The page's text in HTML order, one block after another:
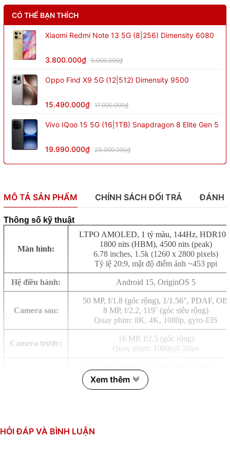
CÓ THỂ BẠN THÍCH
Xiaomi Redmi Note 13 5G (8|256) Dimensity 6080
3.800.000₫ 5.000.000₫
Oppo Find X9 5G (12|512) Dimensity 9500
15.490.000₫ 17.000.000₫
Vivo IQoo 15 5G (16|1TB) Snapdragon 8 Elite Gen 5
19.990.000₫ 23.000.000₫
MÔ TẢ SẢN PHẨM CHÍNH SÁCH ĐỔI TRẢ ĐÁNH
Thông số kỹ thuật
Màn hình:
LTPO AMOLED, 1 tỷ màu, 144Hz,
1800 nits (HBM), 4500 nits (peak)
6.78 inches, 1.5k (1260 x 2800 pixels)
Tỷ lệ 20:9, mật độ điểm ảnh ~453 ppi
Hệ điều hành: Android 15, OriginOS 5
Camera sau:
50 MP, f/1.8 (góc rộng), 1/1.56", PDAF, OIS
8 MP, f/2.2, 119˚ (góc siêu rộng)
Quay phim: 8K, 4K, 1080p, gyro-EIS
Camera trước:
16 MP, f/2.5 (góc rộng)
Quay phim: 1080p@30fps
8 nhân (1x3.3 GHz & 3x3.2 GHz & 2x3.0
RAM:
Xem thêm
HỎI ĐÁP VÀ BÌNH LUẬN